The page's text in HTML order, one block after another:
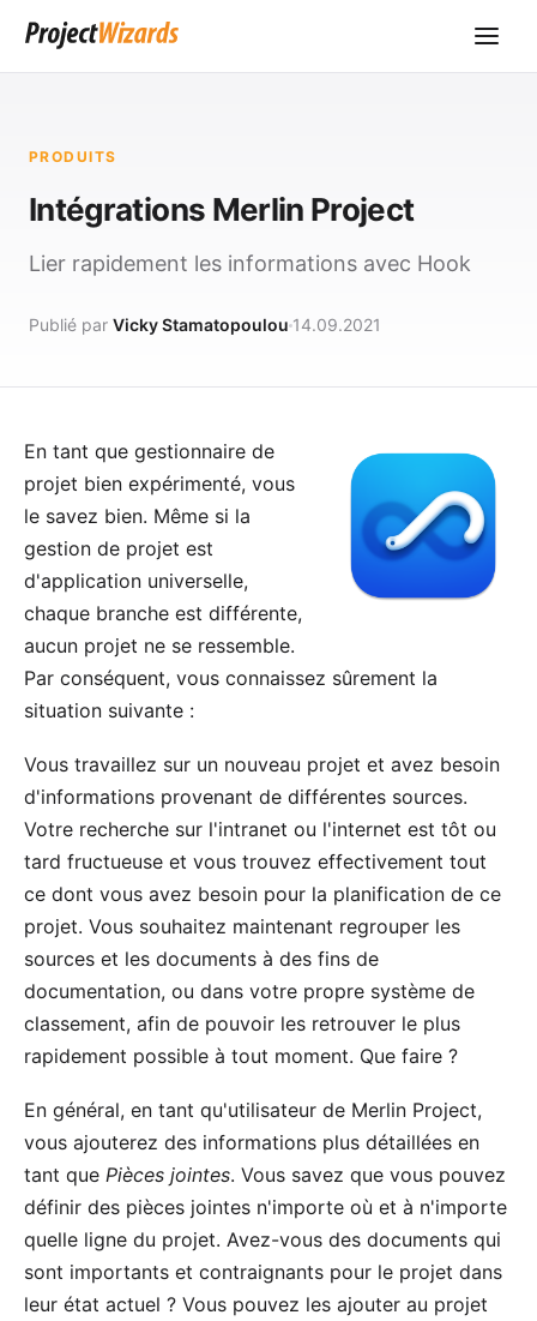
PRODUITS
Intégrations Merlin Project
Lier rapidement les informations avec Hook
Publié par Vicky Stamatopoulou 14.09.2021
En tant que gestionnaire de
projet bien expérimenté, vous
le savez bien. Même si la
gestion de projet est
d'application universelle,
chaque branche est différente,
aucun projet ne se ressemble.
Par conséquent, vous connaissez sûrement la
situation suivante :
Vous travaillez sur un nouveau projet et avez besoin
d'informations provenant de différentes sources.
Votre recherche sur l'intranet ou l'internet est tôt ou
tard fructueuse et vous trouvez effectivement tout
ce dont vous avez besoin pour la planification de ce
projet. Vous souhaitez maintenant regrouper les
sources et les documents à des fins de
documentation, ou dans votre propre système de
classement, afin de pouvoir les retrouver le plus
rapidement possible à tout moment. Que faire ?
En général, en tant qu'utilisateur de Merlin Project,
vous ajouterez des informations plus détaillées en
tant que Pièces jointes. Vous savez que vous pouvez
définir des pièces jointes n'importe où et à n'importe
quelle ligne du projet. Avez-vous des documents qui
sont importants et contraignants pour le projet dans
leur état actuel ? Vous pouvez les ajouter au projet